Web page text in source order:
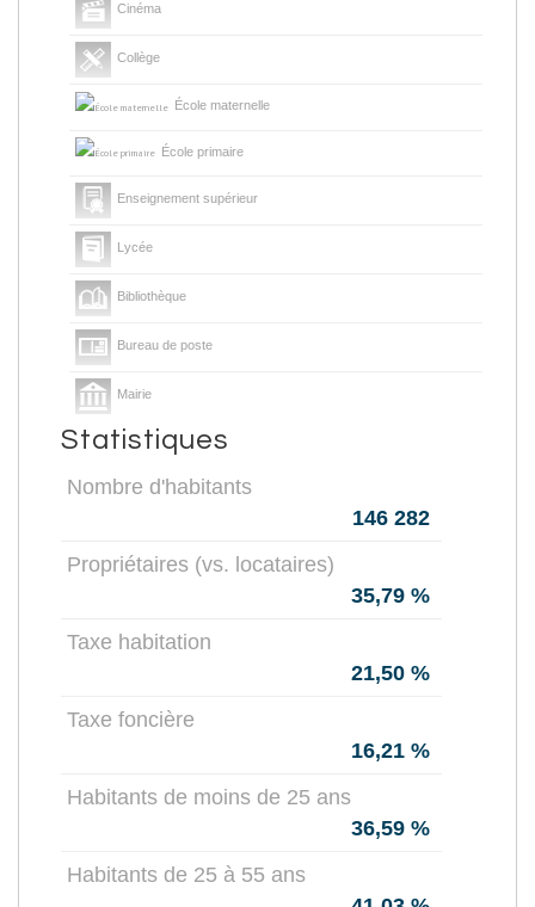
Cinéma
Collège
École maternelle
École primaire
Enseignement supérieur
Lycée
Bibliothèque
Bureau de poste
Mairie
Presse et Tabac
Statistiques
Nombre d'habitants
146 282
Propriétaires (vs. locataires)
35,79 %
Taxe habitation
21,50 %
Taxe foncière
16,21 %
Habitants de moins de 25 ans
36,59 %
Habitants de 25 à 55 ans